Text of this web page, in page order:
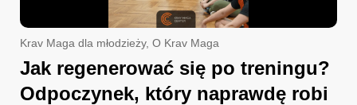
Krav Maga dla młodzieży, O Krav Maga
Jak regenerować się po treningu?
Odpoczynek, który naprawdę robi